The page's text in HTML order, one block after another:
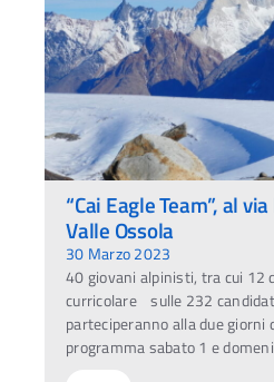
“Cai Eagle Team”, al
Valle Ossola
30 Marzo 2023
40 giovani alpinisti, tra cui 12
curricolare sulle 232
parteciperanno alla due
programma sabato 1 e